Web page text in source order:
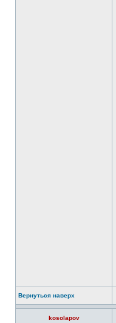
Вернуться наверх
kosolapov